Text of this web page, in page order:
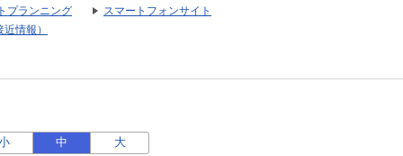
プランニング
スマートフォンサイト
情報）
中 大